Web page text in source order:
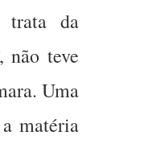
trata da
não teve
Uma
matéria